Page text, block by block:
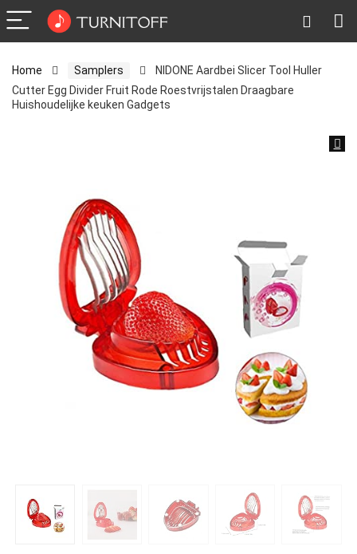
Home Samplers
NIDONE Aardbei Slicer Tool Huller
Cutter Egg Divider Fruit Rode Roestvrijstalen Draagbare
Huishoudelijke keuken Gadgets